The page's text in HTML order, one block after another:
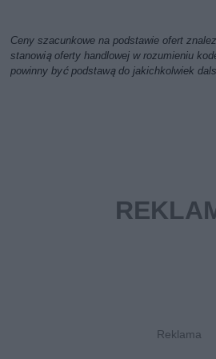
Ceny szacunkowe na podstawie ofert
stanowią oferty handlowej w rozumieniu
powinny być podstawą do jakichkolwiek